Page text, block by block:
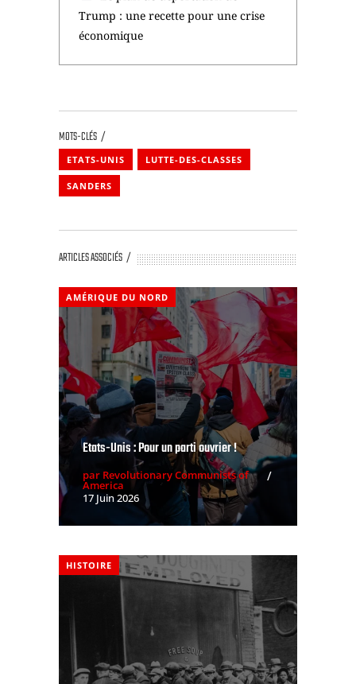
MOTS-CLÉS
ETATS-UNIS
ARTICLES ASSOCIÉS
AMÉRIQUE DU NORD
Etats-Unis : Pour un parti ouvrier !
par Revolutionary Communists of
America
17 Juin 2026
HISTOIRE
La crise de 1929 et la « Grande
dépression » des années 30
21 Jan 2026